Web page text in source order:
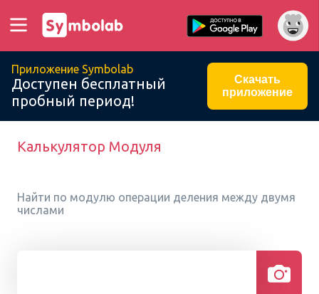
Приложение Symbolab
Доступен бесплатный
пробный период!
Скачать
приложение
Калькулятор Модуля
Найти по модулю операции деления между двумя
числами